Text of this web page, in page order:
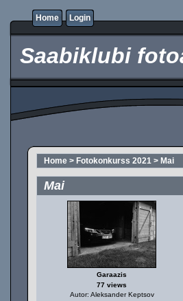
Home Login
Saabiklubi
Home > Fotokonkurss 2021 > Mai
Mai
Garaazis
77 views
Autor: Aleksander Keptsov